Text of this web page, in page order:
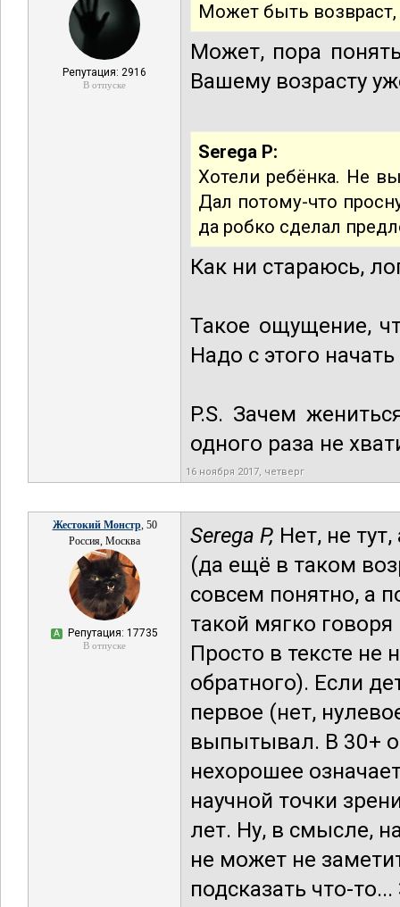
Репутация: 2916
В отпуске
Может быть возвраст,
Может, пора
Вашему возрасту
Serega P:
Хотели ребёнка. Не
Дал потому-что
да робко сделал
Как ни стараюсь,
Такое ощущение,
Надо с этого
P.S. Зачем
одного раза не
16 ноября 2017, четверг
Жестокий Монстр, 50
Россия, Москва
А Репутация: 17735
В отпуске
Serega P, Нет, не
(да ещё в таком
совсем понятно, а
такой мягко
Просто в тексте не
обратного). Если
первое (нет,
выпытывал. В 30+
нехорошее
научной точки
лет. Ну, в смысле,
не может не
подсказать что-